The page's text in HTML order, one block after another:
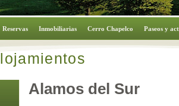
Reservas Inmobiliarias Cerro Chapelco Paseos y
lojamientos
Alamos del Sur